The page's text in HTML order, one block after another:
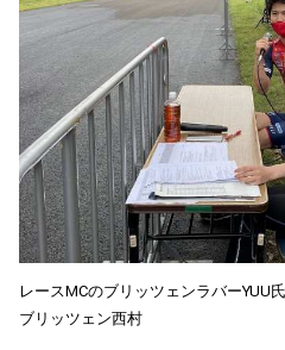
レースMCのブリッツェンラバーYUU
ブリッツェン⻄村